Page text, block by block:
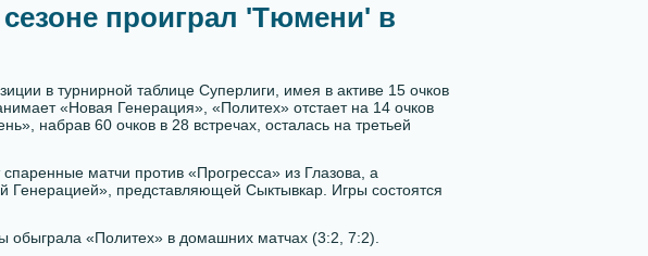
проиграл 'Тюмени' в
в турнирной таблице Суперлиги, имея в активе 15 очков
«Новая Генерация», «Политех» отстает на 14 очков
набрав 60 очков в 28 встречах, осталась на третьей
матчи против «Прогресса» из Глазова, а
Генерацией», представляющей Сыктывкар. Игры состоятся
«Политех» в домашних матчах (3:2, 7:2).